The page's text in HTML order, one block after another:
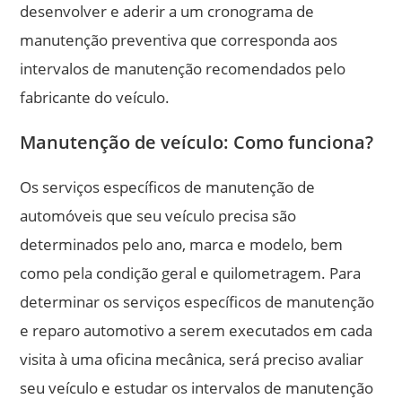
desenvolver e aderir a um cronograma de
manutenção preventiva que corresponda aos
intervalos de manutenção recomendados pelo
fabricante do veículo.
Manutenção de veículo: Como funciona?
Os serviços específicos de manutenção de
automóveis que seu veículo precisa são
determinados pelo ano, marca e modelo, bem
como pela condição geral e quilometragem. Para
determinar os serviços específicos de manutenção
e reparo automotivo a serem executados em cada
visita à uma oficina mecânica, será preciso avaliar
seu veículo e estudar os intervalos de manutenção